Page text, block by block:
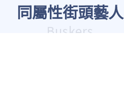
同屬性街頭藝人
Buskers